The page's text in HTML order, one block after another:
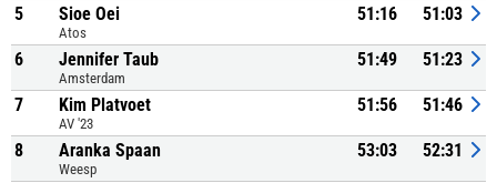
5 Sioe Oei
Atos
51:16 51:03
6 Jennifer Taub
Amsterdam
51:49 51:23
7 Kim Platvoet
AV '23
51:56 51:46
8 Aranka Spaan
Weesp
53:03 52:31